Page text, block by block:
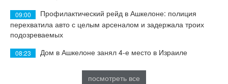
09:00
Профилактический рейд в Ашкелоне: полиция
перехватила авто с целым арсеналом и задержала троих
подозреваемых
08:23 Дом в Ашкелоне занял 4-е место в Израиле
посмотреть все